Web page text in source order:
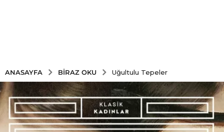
ANASAYFA BIRAZ OKU Uğultulu Tepeler